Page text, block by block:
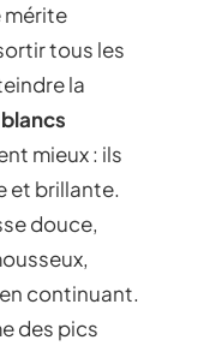
mérite
tous les
la
blancs
mieux : ils
et brillante.
douce,
continuant.
des pics